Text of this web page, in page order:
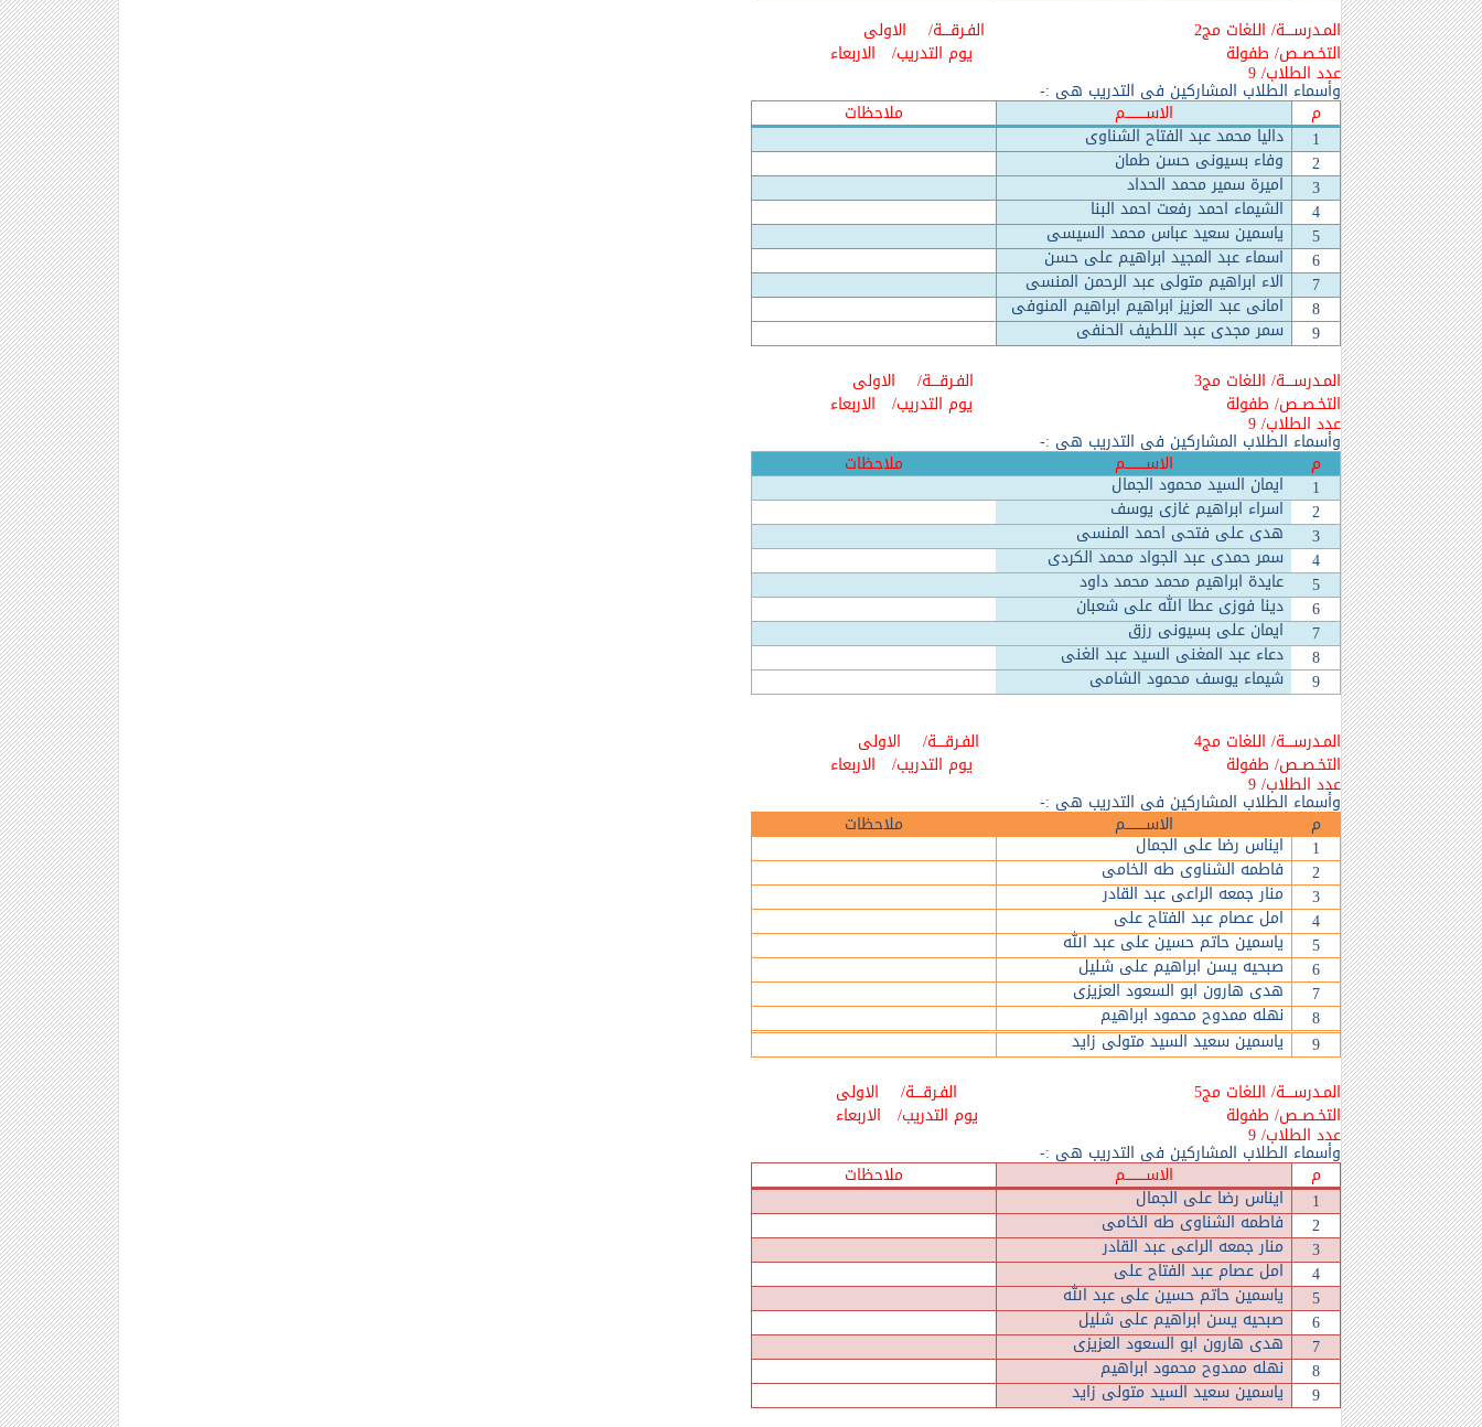
المـدرســــة/ اللغات مج2
الفـرقــــة/ الاولى
التخـصــص/ طفولة يوم التدريب/ الاربعاء
عدد الطلاب/ 9
وأسماء الطلاب المشاركين في التدريب هي :-
م الاســـــــــم
ملاحظات
1
داليا محمد عبد الفتاح الشناوى
2
وفاء بسيونى حسن طمان
3
اميرة سمير محمد الحداد
4
الشيماء احمد رفعت احمد البنا
5
ياسمين سعيد عباس محمد السيسى
6
اسماء عبد المجيد ابراهيم على حسن
7
الاء ابراهيم متولى عبد الرحمن المنسى
8
امانى عبد العزيز ابراهيم ابراهيم المنوفى
9
سمر مجدى عبد اللطيف الحنفى
المـدرســــة/ اللغات مج3
الفـرقــــة/ الاولى
التخـصــص/ طفولة يوم التدريب/ الاربعاء
عدد الطلاب/ 9
وأسماء الطلاب المشاركين في التدريب هي :-
م الاســـــــــم
ملاحظات
1
ايمان السيد محمود الجمال
2
اسراء ابراهيم غازى يوسف
3
هدى على فتحى احمد المنسى
4
سمر حمدى عبد الجواد محمد الكردى
5
عايدة ابراهيم محمد محمد داود
6
دينا فوزى عطا الله على شعبان
7
ايمان على بسيونى رزق
8
دعاء عبد المغنى السيد عبد الغنى
9
شيماء يوسف محمود الشامى
المـدرســــة/ اللغات مج4 الفـرقــــة/ الاولى
التخـصــص/ طفولة يوم التدريب/ الاربعاء
عدد الطلاب/ 9
وأسماء الطلاب المشاركين في التدريب هي :-
م الاســـــــــم
ملاحظات
1
ايناس رضا على الجمال
2
فاطمه الشناوى طه الخامى
3
منار جمعه الراعى عبد القادر
4
امل عصام عبد الفتاح على
5
ياسمين حاتم حسين على عبد الله
6
صبحيه يسن ابراهيم على شليل
7
هدى هارون ابو السعود العزيزى
8
نهله ممدوح محمود ابراهيم
9
ياسمين سعيد السيد متولى زايد
المـدرســــة/ اللغات مج5
الفـرقــــة/ الاولى
التخـصــص/ طفولة يوم التدريب/ الاربعاء
عدد الطلاب/ 9
وأسماء الطلاب المشاركين في التدريب هي :-
م الاســـــــــم
ملاحظات
1
ايناس رضا على الجمال
2
فاطمه الشناوى طه الخامى
3
منار جمعه الراعى عبد القادر
4
امل عصام عبد الفتاح على
5
ياسمين حاتم حسين على عبد الله
6
صبحيه يسن ابراهيم على شليل
7
هدى هارون ابو السعود العزيزى
8
نهله ممدوح محمود ابراهيم
9
ياسمين سعيد السيد متولى زايد